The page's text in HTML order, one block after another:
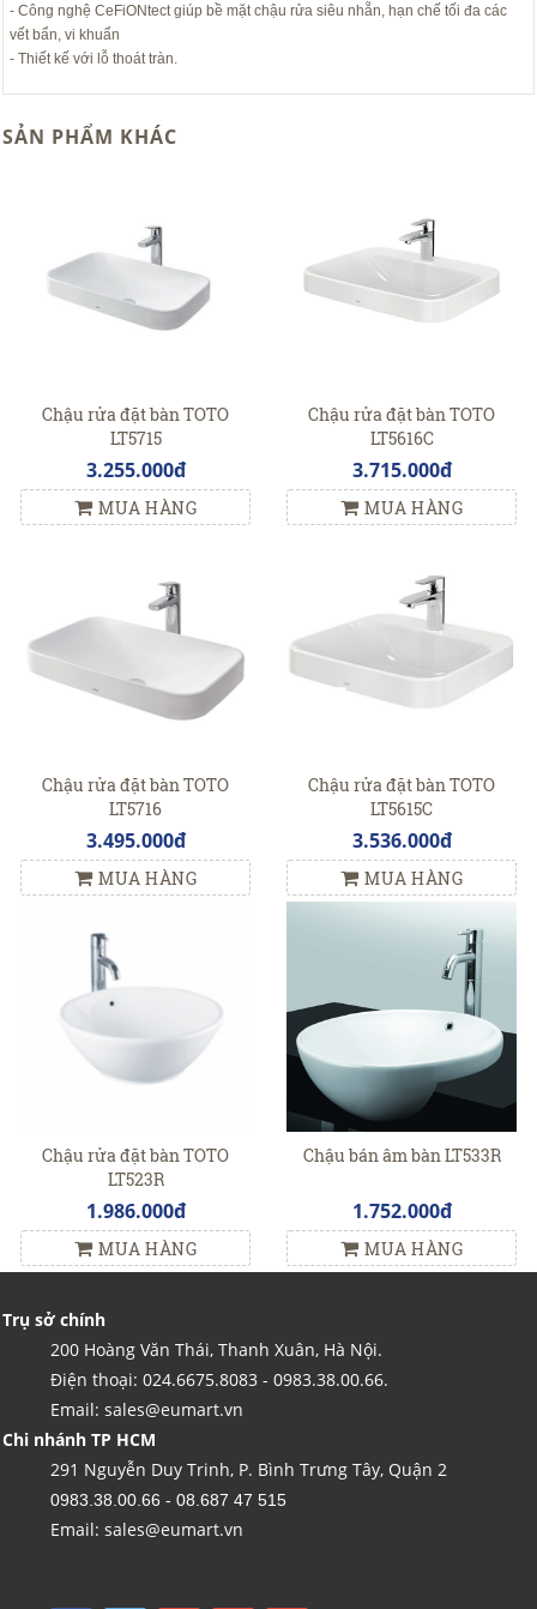
- Công nghệ CeFiONtect giúp bề mặt chậu rửa siêu nhẵn, hạn chế tối đa các
vết bẩn, vi khuẩn
- Thiết kế với lỗ thoát tràn.
SẢN PHẨM KHÁC
Chậu rửa đặt bàn TOTO
LT5715
3.255.000đ
MUA HÀNG
Chậu rửa đặt bàn TOTO
LT5616C
3.715.000đ
MUA HÀNG
Chậu rửa đặt bàn TOTO
LT5716
3.495.000đ
MUA HÀNG
Chậu rửa đặt bàn TOTO
LT5615C
3.536.000đ
MUA HÀNG
Chậu rửa đặt bàn TOTO
LT523R
1.986.000đ
MUA HÀNG
Chậu bán âm bàn LT533R
1.752.000đ
MUA HÀNG
Trụ sở chính
200 Hoàng Văn Thái, Thanh Xuân, Hà Nội.
Điện thoại: 024.6675.8083 - 0983.38.00.66.
Email: sales@eumart.vn
Chi nhánh TP HCM
291 Nguyễn Duy Trinh, P. Bình Trưng Tây, Quận 2
0983.38.00.66 - 08.687 47 515
Email: sales@eumart.vn